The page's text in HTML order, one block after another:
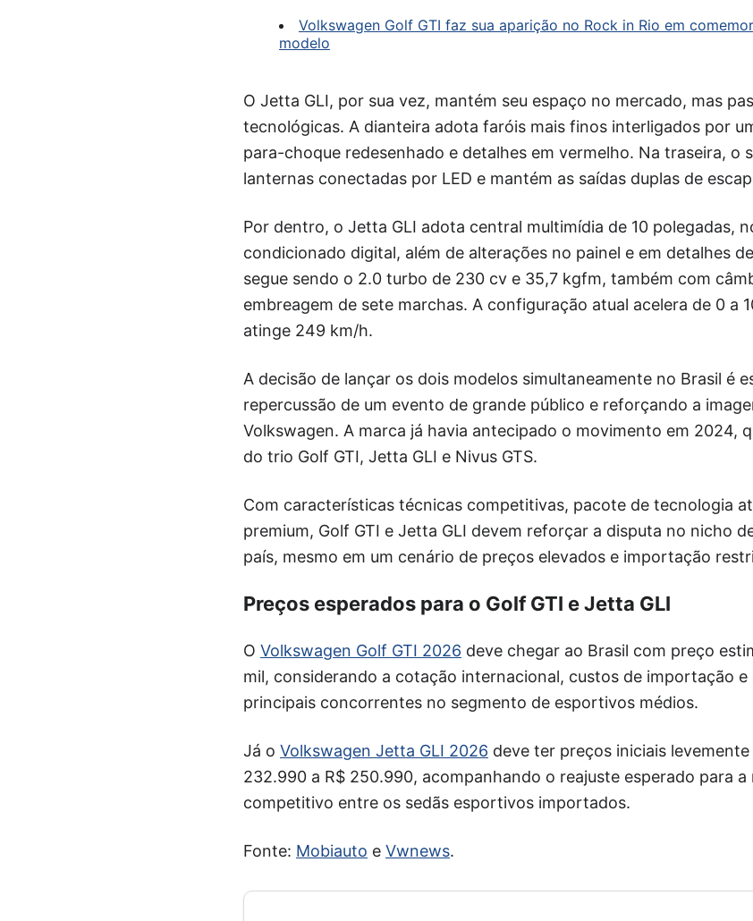
Volkswagen Golf GTI faz sua aparição no Rock in Rio em
modelo
O Jetta GLI, por sua vez, mantém seu espaço no mercado, mas
tecnológicas. A dianteira adota faróis mais finos interligados por
para-choque redesenhado e detalhes em vermelho. Na traseira, o
lanternas conectadas por LED e mantém as saídas duplas de
Por dentro, o Jetta GLI adota central multimídia de 10 polegadas,
condicionado digital, além de alterações no painel e em detalhes
segue sendo o 2.0 turbo de 230 cv e 35,7 kgfm, também com
embreagem de sete marchas. A configuração atual acelera de 0 a
atinge 249 km/h.
A decisão de lançar os dois modelos simultaneamente no Brasil é
repercussão de um evento de grande público e reforçando a
Volkswagen. A marca já havia antecipado o movimento em 2024,
do trio Golf GTI, Jetta GLI e Nivus GTS.
Com características técnicas competitivas, pacote de tecnologia
premium, Golf GTI e Jetta GLI devem reforçar a disputa no nicho
país, mesmo em um cenário de preços elevados e importação
Preços esperados para o Golf GTI e Jetta GLI
O Volkswagen Golf GTI 2026 deve chegar ao Brasil com preço
mil, considerando a cotação internacional, custos de importação e
principais concorrentes no segmento de esportivos médios.
Já o Volkswagen Jetta GLI 2026 deve ter preços iniciais
232.990 a R$ 250.990, acompanhando o reajuste esperado para
competitivo entre os sedãs esportivos importados.
Fonte: Mobiauto e Vwnews.